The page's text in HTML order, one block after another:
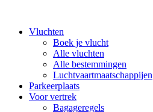
Vluchten
Boek je vlucht
Alle vluchten
Alle bestemmingen
Luchtvaartmaatschappijen
Parkeerplaats
Voor vertrek
Bagageregels